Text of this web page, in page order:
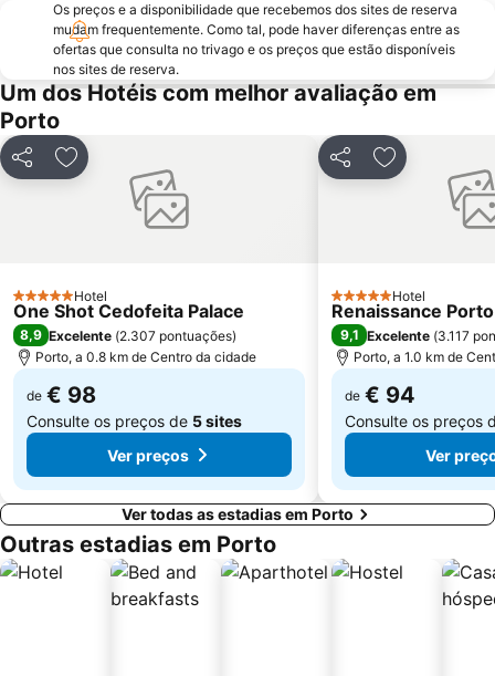
Praia da Aguda
Parque da Cidade
Hotel Solverde Beach
Ponte Dom Luís I
da Póvoa de Varzim
da Madalena
Edificio da Alfândega
Mercado do Bolhão
Estádio Municipal de Braga - Estádio AXA
Aldeia Rural Preservada de Quintandona
Palacio do Freixo
Casino de Espinho
Parque do Palácio de Cristal
Arrábida Shopping
Praia de Esposende
Aquático de Fafe
Azurara Beach
Os preços e a disponibilidade que recebemos dos sites de reserva
mudam frequentemente. Como tal, pode haver diferenças entre as
ofertas que consulta no trivago e os preços que estão disponíveis
nos sites de reserva.
Um dos Hotéis com melhor avaliação em
Porto
PartilharAdicionar aos favoritos
5 EstrelasHotel
One Shot Cedofeita Palace
8,9 Excelente (2.307 pontuações)
Porto, a 0.8 km de Centro da cidade
de € 98
Consulte os preços de 5 sites
Ver preços
PartilharAdicionar
5 EstrelasHotel
Renaissance
9,1 Excelente (3.117
Porto, a 1.0 km de
de € 94
Consulte os preços
Ver
Ver todas as estadias em Porto
Outras estadias em Porto